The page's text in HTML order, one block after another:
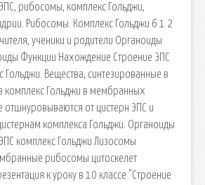
рибосомы, комплекс Гольджи,
Рибосомы. Комплекс Гольджи 6 1 2
ученики и родители Органоиды
Функции Нахождение Строение ЭПС
Вещества, синтезированные в
комплекс Гольджи в мембранных
отшнуровываются от цистерн ЭПС и
комплекса Гольджи. Органоиды
комплекс Гольджи Лизосомы
рибосомы цитоскелет
к уроку в 10 классе "Строение